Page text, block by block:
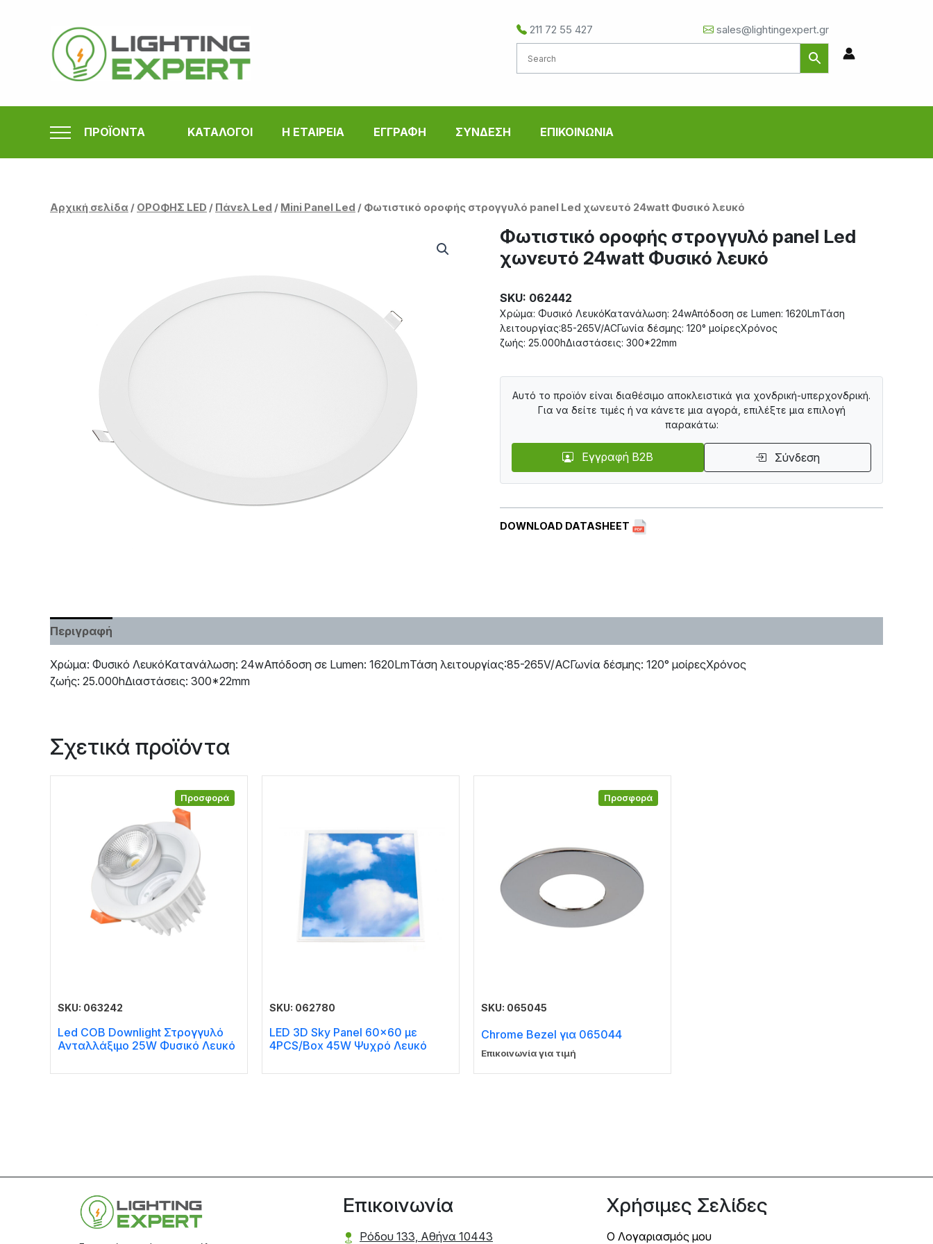
περιεχόμενο
211 72 55 427 sales@lightingexpert.gr
ΠΡΟΪΟΝΤΑ ΚΑΤΑΛΟΓΟΙ Η ΕΤΑΙΡΕΙΑ ΕΓΓΡΑΦΗ ΣΥΝΔΕΣΗ ΕΠΙΚΟΙΝΩΝΙΑ
Αρχική σελίδα / ΟΡΟΦΗΣ LED / Πάνελ Led / Mini Panel Led / Φωτιστικό οροφής στρογγυλό panel Led χωνευτό 24watt Φυσικό λευκό
Φωτιστικό οροφής στρογγυλό panel Led
χωνευτό 24watt Φυσικό λευκό
SKU: 062442
Χρώμα: Φυσικό ΛευκόΚατανάλωση: 24wΑπόδοση σε Lumen: 1620LmΤάση
λειτουργίας:85-265V/ACΓωνία δέσμης: 120° μοίρεςΧρόνος
ζωής: 25.000hΔιαστάσεις: 300*22mm
DOWNLOAD DATASHEET
Αυτό το προϊόν είναι διαθέσιμο αποκλειστικά για χονδρική-υπερχονδρική.
Για να δείτε τιμές ή να κάνετε μια αγορά, επιλέξτε μια επιλογή
παρακάτω:
Εγγραφή B2B Σύνδεση
Περιγραφή
Χρώμα: Φυσικό ΛευκόΚατανάλωση: 24wΑπόδοση σε Lumen: 1620LmΤάση λειτουργίας:85-265V/ACΓωνία δέσμης: 120° μοίρεςΧρόνος
ζωής: 25.000hΔιαστάσεις: 300*22mm
Σχετικά προϊόντα
Προσφορά
SKU: 063242
Led COB Downlight Στρογγυλό
Ανταλλάξιμο 25W Φυσικό Λευκό
SKU: 062780
LED 3D Sky Panel 60×60 με
4PCS/Box 45W Ψυχρό Λευκό
Προσφορά
SKU: 065045
Chrome Bezel για 065044
Επικοινωνία για τιμή
Επικοινωνία
Ρόδου 133, Αθήνα 10443
Χρήσιμες Σελίδες
Ο Λογαριασμός μου